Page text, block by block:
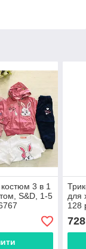
3 в 1
S&D, 1-5
для
128
728